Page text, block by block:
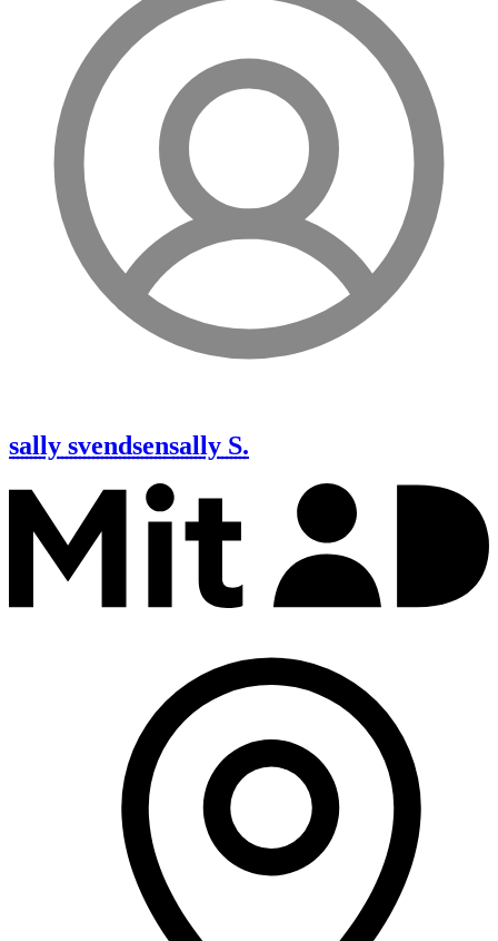
sally svendsensally S.